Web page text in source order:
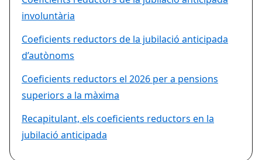
involuntària
Coeficients reductors de la jubilació anticipada
d’autònoms
Coeficients reductors el 2026 per a pensions
superiors a la màxima
Recapitulant, els coeficients reductors en la
jubilació anticipada